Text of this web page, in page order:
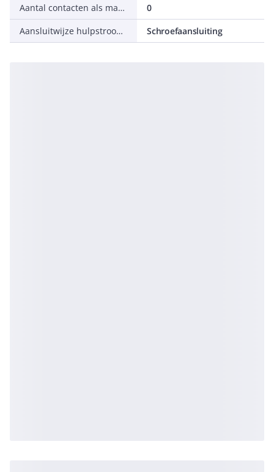
Aantal contacten als maakcontact
0
Aansluitwijze hulpstroomcircuit
Schroefaansluiting